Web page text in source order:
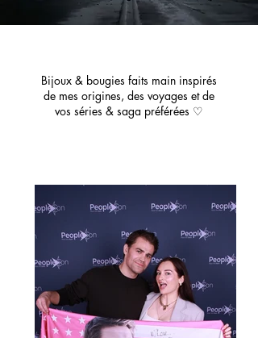
Bijoux & bougies faits main inspirés
de mes origines, des voyages et de
vos séries & saga préférées ♡